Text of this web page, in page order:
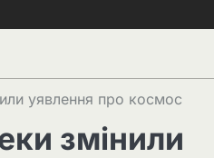
уявлення про космос
змінили